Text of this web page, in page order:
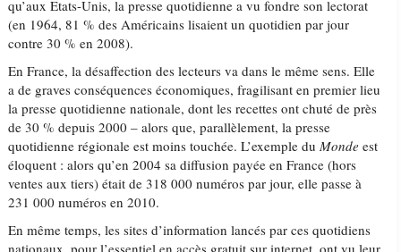
qu’aux Etats-Unis, la presse quotidienne a vu fondre son lectorat
(en 1964, 81 % des Américains lisaient un quotidien par jour
contre 30 % en 2008).
En France, la désaffection des lecteurs va dans le même sens. Elle
a de graves conséquences économiques, fragilisant en premier lieu
la presse quotidienne nationale, dont les recettes ont chuté de près
de 30 % depuis 2000 – alors que, parallèlement, la presse
quotidienne régionale est moins touchée. L’exemple duMonde est
éloquent : alors qu’en 2004 sa diffusion payée en France (hors
ventes aux tiers) était de 318 000 numéros par jour, elle passe à
231 000 numéros en 2010.
En même temps, les sites d’information lancés par ces quotidiens
nationaux, pour l’essentiel en accès gratuit sur internet, ont vu leur